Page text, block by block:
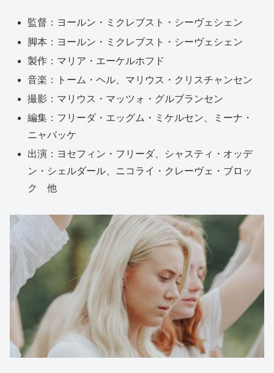
監督：ヨールン・ミクレブスト・シーヴェシェン
脚本：ヨールン・ミクレブスト・シーヴェシェン
製作：マリア・エーケルホフド
音楽：トーム・ヘル、マリウス・クリスチャンセン
撮影：マリウス・マッツォ・グルブランセン
編集：フリーダ・エッグム・ミケルセン、ミーナ・
ニャバッケ
出演：ヨセフィン・フリーダ、シャスティ・オッデ
ン・シェルダール、ニコライ・クレーヴェ・ブロッ
ク 他